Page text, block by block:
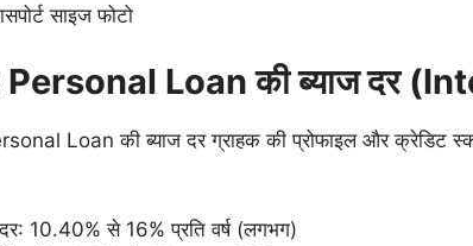
साइज फोटो
Personal Loan की ब्याज दर
Loan की ब्याज दर ग्राहक की प्रोफाइल और क्रेडिट
10.40% से 16% प्रति वर्ष (लगभग)